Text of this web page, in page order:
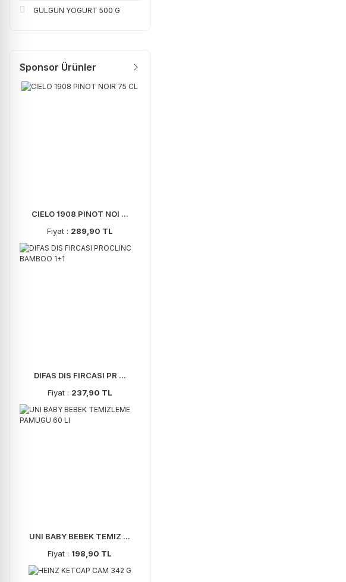
GULGUN YOGURT 500 G
Sponsor Ürünler
CIELO 1908 PINOT NOI ...
Fiyat : 289,90 TL
DIFAS DIS FIRCASI PR ...
Fiyat : 237,90 TL
UNI BABY BEBEK TEMIZ ...
Fiyat : 198,90 TL